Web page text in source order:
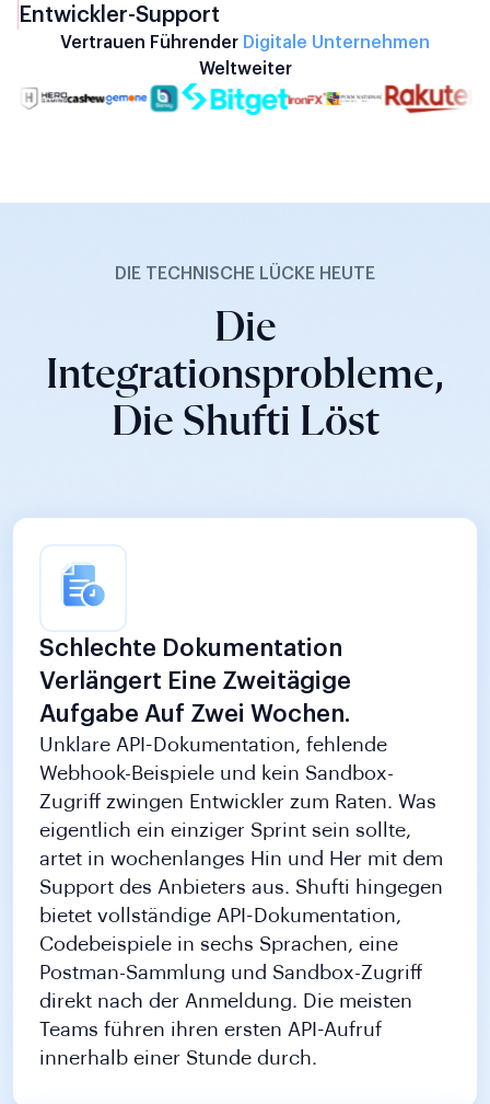
Entwickler-Support
Vertrauen Führender Digitale Unternehmen
Weltweiter
DIE TECHNISCHE LÜCKE HEUTE
Die
Integrationsprobleme,
Die Shufti Löst
Schlechte Dokumentation
Verlängert Eine Zweitägige
Aufgabe Auf Zwei Wochen.
Unklare API-Dokumentation, fehlende
Webhook-Beispiele und kein Sandbox-
Zugriff zwingen Entwickler zum Raten. Was
eigentlich ein einziger Sprint sein sollte,
artet in wochenlanges Hin und Her mit dem
Support des Anbieters aus. Shufti hingegen
bietet vollständige API-Dokumentation,
Codebeispiele in sechs Sprachen, eine
Postman-Sammlung und Sandbox-Zugriff
direkt nach der Anmeldung. Die meisten
Teams führen ihren ersten API-Aufruf
innerhalb einer Stunde durch.